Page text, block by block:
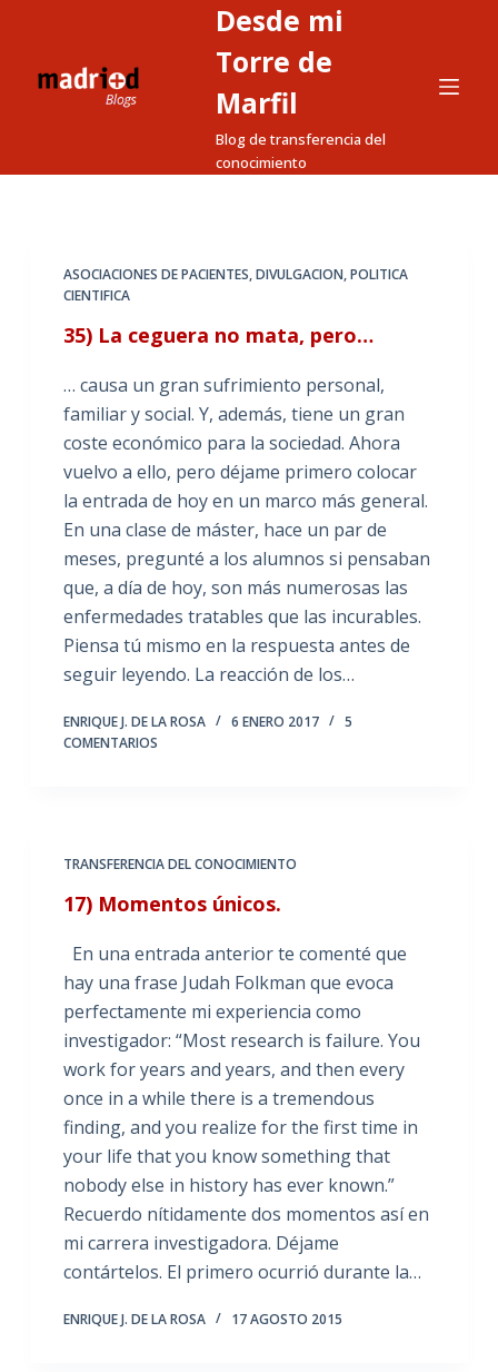
r
Desde mi
Torre de
Marfil
Blog de transferencia del
conocimiento
ASOCIACIONES DE PACIENTES,DIVULGACION,POLITICA
CIENTIFICA
35) La ceguera no mata, pero…
… causa un gran sufrimiento personal,
familiar y social. Y, además, tiene un gran
coste económico para la sociedad. Ahora
vuelvo a ello, pero déjame primero colocar
la entrada de hoy en un marco más general.
En una clase de máster, hace un par de
meses, pregunté a los alumnos si pensaban
que, a día de hoy, son más numerosas las
enfermedades tratables que las incurables.
Piensa tú mismo en la respuesta antes de
seguir leyendo. La reacción de los…
ENRIQUE J. DE LA ROSA 6 ENERO 2017
5
COMENTARIOS
TRANSFERENCIA DEL CONOCIMIENTO
17) Momentos únicos.
En una entrada anterior te comenté que
hay una frase Judah Folkman que evoca
perfectamente mi experiencia como
investigador: “Most research is failure. You
work for years and years, and then every
once in a while there is a tremendous
finding, and you realize for the first time in
your life that you know something that
nobody else in history has ever known.”
Recuerdo nítidamente dos momentos así en
mi carrera investigadora. Déjame
contártelos. El primero ocurrió durante la…
ENRIQUE J. DE LA ROSA 17 AGOSTO 2015